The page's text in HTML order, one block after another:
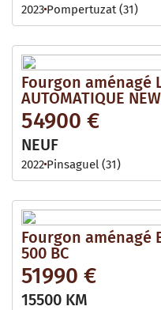
2023 Pompertuzat (31)
Fourgon aménagé
AUTOMATIQUE
54900 €
NEUF
2022 Pinsaguel (31)
Fourgon aménagé
500 BC
51990 €
15500 KM